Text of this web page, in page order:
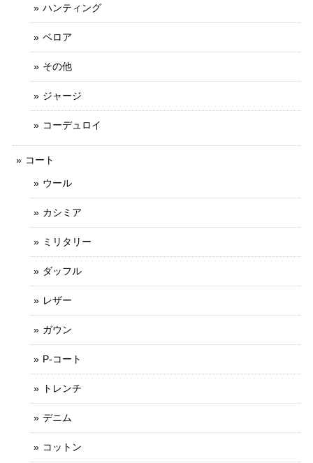
ハンティング
ベロア
その他
ジャージ
コーデュロイ
コート
ウール
カシミア
ミリタリー
ダッフル
レザー
ガウン
P-コート
トレンチ
デニム
コットン